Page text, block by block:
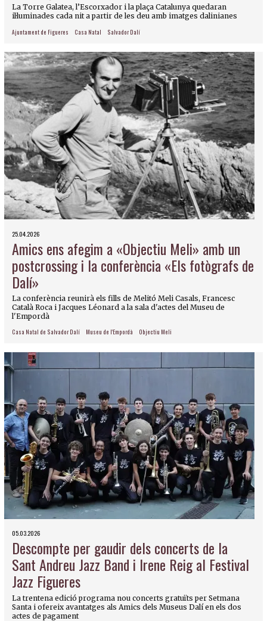
La Torre Galatea, l’Escorxador i la plaça Catalunya quedaran
il·luminades cada nit a partir de les deu amb imatges dalinianes
Ajuntament de Figueres Casa Natal Salvador Dalí
25.04.2026
Amics ens afegim a «Objectiu Meli» amb un
postcrossing i la conferència «Els fotògrafs de
Dalí»
La conferència reunirà els fills de Melitó Meli Casals, Francesc
Català Roca i Jacques Léonard a la sala d'actes del Museu de
l'Empordà
Casa Natal de Salvador Dalí Museu de l'Empordà Objectiu Meli
05.03.2026
Descompte per gaudir dels concerts de la
Sant Andreu Jazz Band i Irene Reig al Festival
Jazz Figueres
La trentena edició programa nou concerts gratuïts per Setmana
Santa i ofereix avantatges als Amics dels Museus Dalí en els dos
actes de pagament